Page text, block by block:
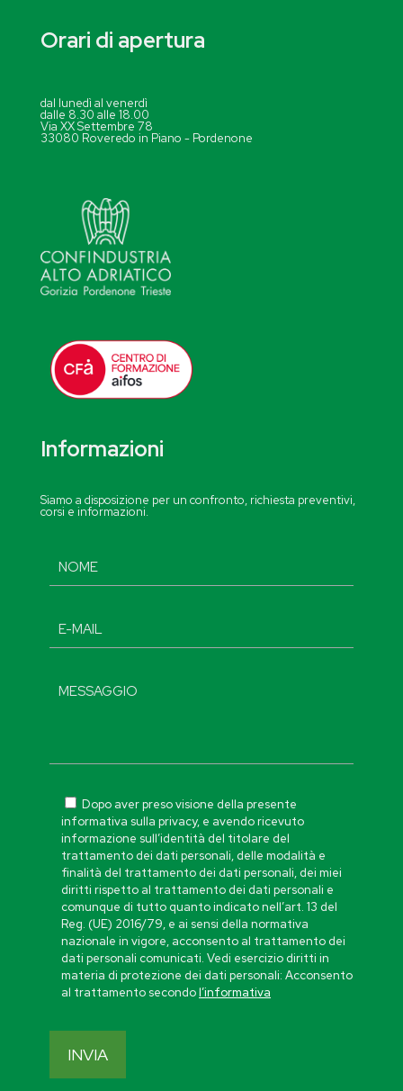
Orari di apertura
dal lunedì al venerdì
dalle 8.30 alle 18.00
Via XX Settembre 78
33080 Roveredo in Piano - Pordenone
Informazioni
Siamo a disposizione per un confronto, richiesta preventivi,
corsi e informazioni.
Dopo aver preso visione della presente
informativa sulla privacy, e avendo ricevuto
informazione sull’identità del titolare del
trattamento dei dati personali, delle modalità e
finalità del trattamento dei dati personali, dei miei
diritti rispetto al trattamento dei dati personali e
comunque di tutto quanto indicato nell’art. 13 del
Reg. (UE) 2016/79, e ai sensi della normativa
nazionale in vigore, acconsento al trattamento dei
dati personali comunicati. Vedi esercizio diritti in
materia di protezione dei dati personali: Acconsento
al trattamento secondol’informativa